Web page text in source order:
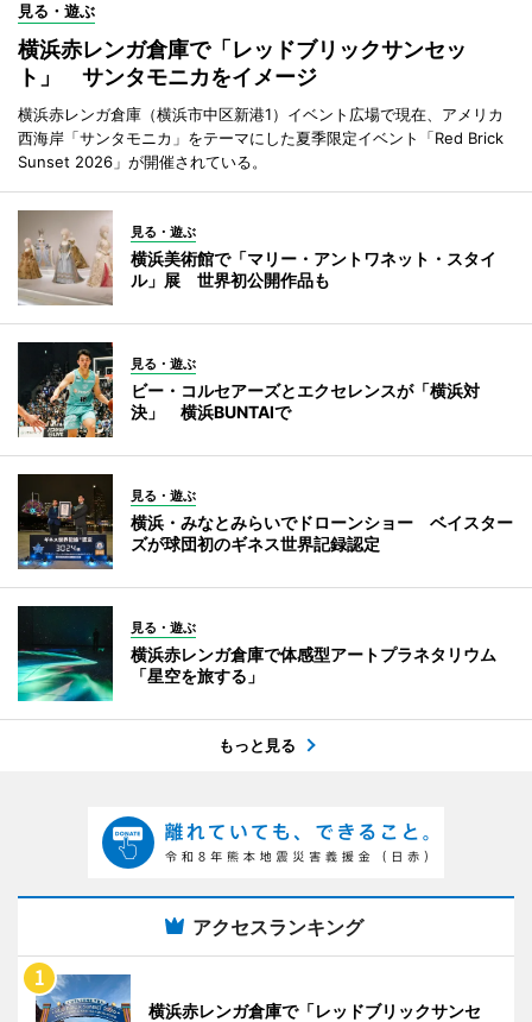
見る・遊ぶ
横浜赤レンガ倉庫で「レッドブリックサンセッ
ト」 サンタモニカをイメージ
横浜赤レンガ倉庫（横浜市中区新港1）イベント広場で現在、アメリカ
西海岸「サンタモニカ」をテーマにした夏季限定イベント「Red Brick
Sunset 2026」が開催されている。
見る・遊ぶ
横浜美術館で「マリー・アントワネット・スタイ
ル」展 世界初公開作品も
見る・遊ぶ
ビー・コルセアーズとエクセレンスが「横浜対
決」 横浜BUNTAIで
見る・遊ぶ
横浜・みなとみらいでドローンショー ベイスター
ズが球団初のギネス世界記録認定
見る・遊ぶ
横浜赤レンガ倉庫で体感型アートプラネタリウム
「星空を旅する」
もっと見る
アクセスランキング
横浜赤レンガ倉庫で「レッドブリックサンセ